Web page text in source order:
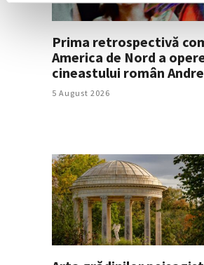
Prima retrospectivă
America de Nord a
cineastului român
5 August 2026